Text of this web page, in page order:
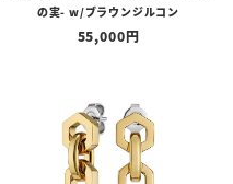
の実- w/ブラウンジルコン
55,000